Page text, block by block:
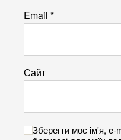
Email *
Сайт
Зберегти моє ім'я,